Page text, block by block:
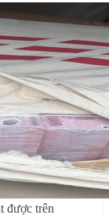
được trên